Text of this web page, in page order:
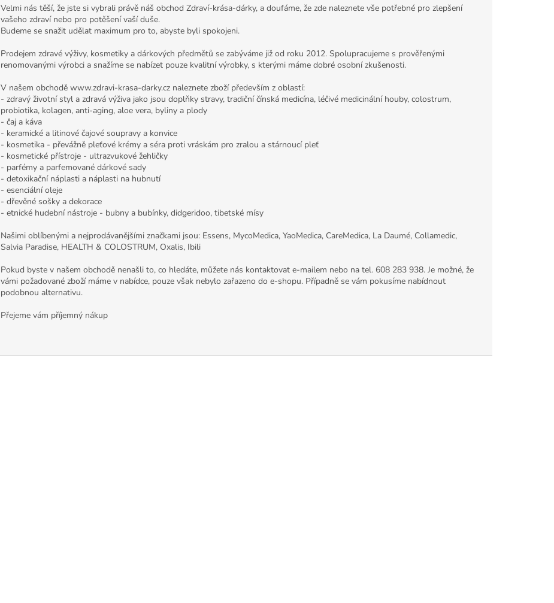
Velmi nás těší, že jste si vybrali právě náš obchod Zdraví-krása-dárky, a doufáme, že zde naleznete vše potřebné pro zlepšení
vašeho zdraví nebo pro potěšení vaší duše.
Budeme se snažit udělat maximum pro to, abyste byli spokojeni.
Prodejem zdravé výživy, kosmetiky a dárkových předmětů se zabýváme již od roku 2012. Spolupracujeme s prověřenými
renomovanými výrobci a snažíme se nabízet pouze kvalitní výrobky, s kterými máme dobré osobní zkušenosti.
V našem obchodě www.zdravi-krasa-darky.cz naleznete zboží především z oblastí:
- zdravý životní styl a zdravá výživa jako jsou doplňky stravy, tradiční čínská medicína, léčivé medicinální houby, colostrum,
probiotika, kolagen, anti-aging, aloe vera, byliny a plody
- čaj a káva
- keramické a litinové čajové soupravy a konvice
- kosmetika - převážně pleťové krémy a séra proti vráskám pro zralou a stárnoucí pleť
- kosmetické přístroje - ultrazvukové žehličky
- parfémy a parfemované dárkové sady
- detoxikační náplasti a náplasti na hubnutí
- esenciální oleje
- dřevěné sošky a dekorace
- etnické hudební nástroje - bubny a bubínky, didgeridoo, tibetské mísy
Našimi oblíbenými a nejprodávanějšími značkami jsou: Essens, MycoMedica, YaoMedica, CareMedica, La Daumé, Collamedic,
Salvia Paradise, HEALTH & COLOSTRUM, Oxalis, Ibili
Pokud byste v našem obchodě nenašli to, co hledáte, můžete nás kontaktovat e-mailem nebo na tel. 608 283 938. Je možné, že
vámi požadované zboží máme v nabídce, pouze však nebylo zařazeno do e-shopu. Případně se vám pokusíme nabídnout
podobnou alternativu.
Přejeme vám příjemný nákup